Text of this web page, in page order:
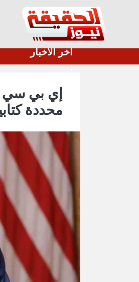
أخر الأخبار
:
الحوثي يقصف معسكر"صحن
إي بي سي
محددة